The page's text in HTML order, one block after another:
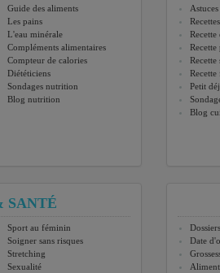
Guide des aliments
Les pains
L'eau minérale
Compléments alimentaires
Compteur de calories
Diététiciens
Sondages nutrition
Blog nutrition
Recette
Recette
Recette
Recette
Petit
Blog
SANTÉ
Sport au féminin
Soigner sans risques
Stretching
Sexualité
Date